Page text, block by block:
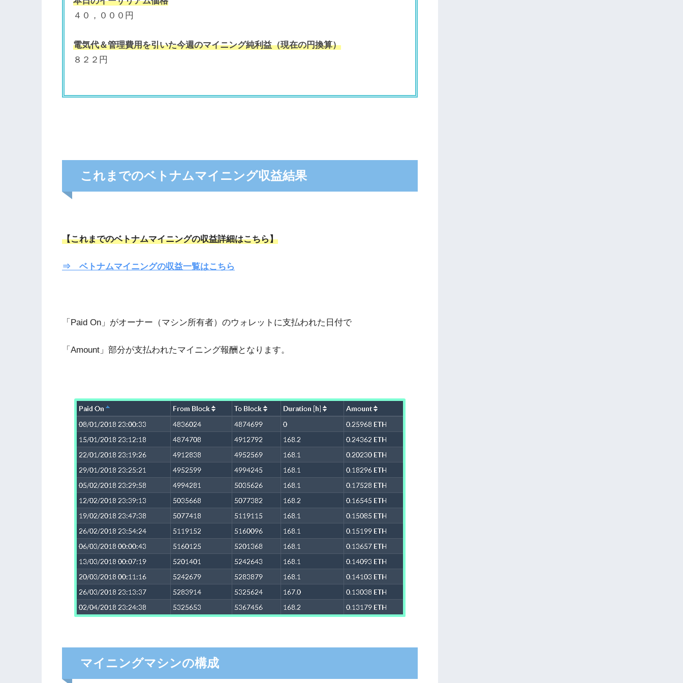
４０，０００円
電気代＆管理費用を引いた今週のマイニング純利益（現在の円換算）
８２２円
これまでのベトナムマイニング収益結果
【これまでのベトナムマイニングの収益詳細はこちら】
⇒ ベトナムマイニングの収益一覧はこちら
「Paid On」がオーナー（マシン所有者）のウォレットに支払われた日付で
「Amount」部分が支払われたマイニング報酬となります。
マイニングマシンの構成